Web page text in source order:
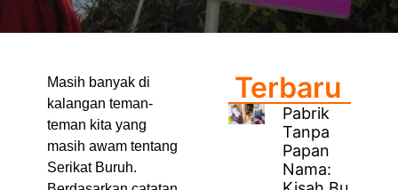
Masih banyak di
kalangan teman-
teman kita yang
masih awam tentang
Serikat Buruh.
Terbaru
Pabrik
Tanpa
Papan
Nama: